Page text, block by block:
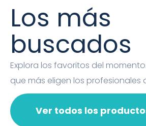
Ver todos los
Los más
buscados
Explora los favoritos del
que más eligen los profesionales